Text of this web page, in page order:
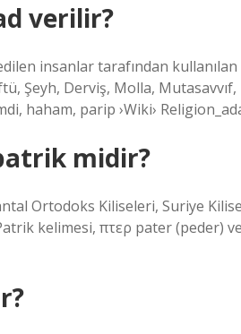
verilir?
insanlar tarafından
Şeyh, Derviş, Molla,
haham, parip ›Wiki›
midir?
Ortodoks Kiliseleri, Suriye
kelimesi, πτερ pater (peder)